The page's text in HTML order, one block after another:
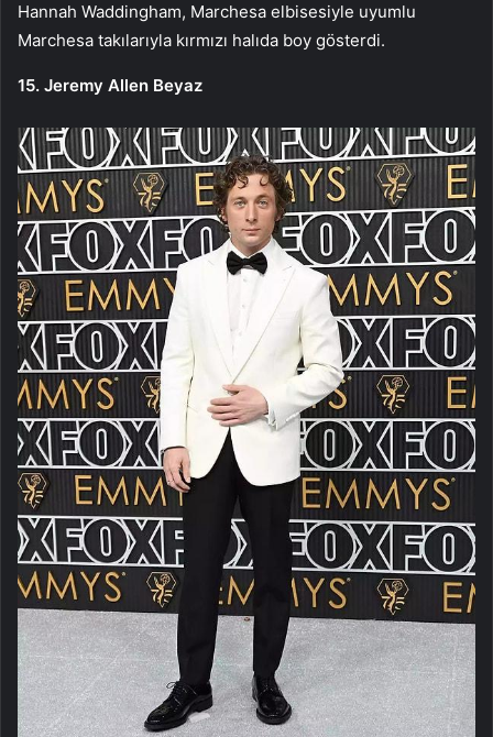
Hannah Waddingham, Marchesa elbisesiyle uyumlu
Marchesa takılarıyla kırmızı halıda boy gösterdi.
15. Jeremy Allen Beyaz